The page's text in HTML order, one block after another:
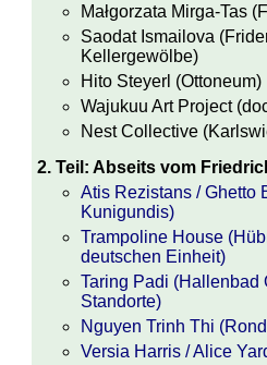
Małgorzata Mirga-Tas
Saodat Ismailova
Kellergewölbe)
Hito Steyerl (Ottoneum)
Wajukuu Art Project
Nest Collective
2. Teil: Abseits vom
Atis Rezistans / Ghetto
Kunigundis)
Trampoline House
deutschen Einheit)
Taring Padi (Hallenbad
Standorte)
Nguyen Trinh Thi
Versia Harris / Alice